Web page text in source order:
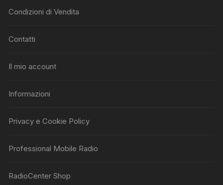
Condizioni di Vendita
Contatti
Il mio account
Informazioni
Privacy e Cookie Policy
Professional Mobile Radio
RadioCenter Shop